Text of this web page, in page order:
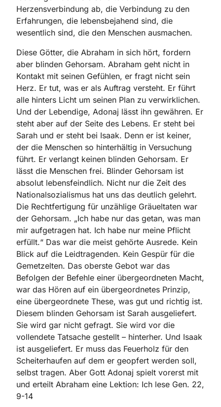
Herzensverbindung ab, die Verbindung zu den
Erfahrungen, die lebensbejahend sind, die
wesentlich sind, die den Menschen ausmachen.
Diese Götter, die Abraham in sich hört, fordern
aber blinden Gehorsam. Abraham geht nicht in
Kontakt mit seinen Gefühlen, er fragt nicht sein
Herz. Er tut, was er als Auftrag versteht. Er führt
alle hinters Licht um seinen Plan zu verwirklichen.
Und der Lebendige, Adonaj lässt ihn gewähren. Er
steht aber auf der Seite des Lebens. Er steht bei
Sarah und er steht bei Isaak. Denn er ist keiner,
der die Menschen so hinterhältig in Versuchung
führt. Er verlangt keinen blinden Gehorsam. Er
lässt die Menschen frei. Blinder Gehorsam ist
absolut lebensfeindlich. Nicht nur die Zeit des
Nationalsozialismus hat uns das deutlich gelehrt.
Die Rechtfertigung für unzählige Gräueltaten war
der Gehorsam. „Ich habe nur das getan, was man
mir aufgetragen hat. Ich habe nur meine Pflicht
erfüllt.“ Das war die meist gehörte Ausrede. Kein
Blick auf die Leidtragenden. Kein Gespür für die
Gemetzelten. Das oberste Gebot war das
Befolgen der Befehle einer übergeordneten Macht,
war das Hören auf ein übergeordnetes Prinzip,
eine übergeordnete These, was gut und richtig ist.
Diesem blinden Gehorsam ist Sarah ausgeliefert.
Sie wird gar nicht gefragt. Sie wird vor die
vollendete Tatsache gestellt – hinterher. Und Isaak
ist ausgeliefert. Er muss das Feuerholz für den
Scheiterhaufen auf dem er geopfert werden soll,
selbst tragen. Aber Gott Adonaj spielt vorerst mit
und erteilt Abraham eine Lektion: Ich lese Gen. 22,
9-14